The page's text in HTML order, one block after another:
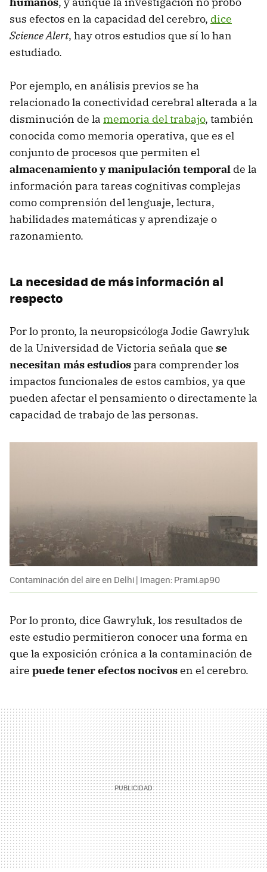
sus efectos en la capacidad del cerebro, dice
Science Alert, hay otros estudios que sí lo han
estudiado.
Por ejemplo, en análisis previos se ha
relacionado la conectividad cerebral alterada a la
disminución de la memoria del trabajo, también
conocida como memoria operativa, que es el
conjunto de procesos que permiten el
almacenamiento y manipulación temporal de la
información para tareas cognitivas complejas
como comprensión del lenguaje, lectura,
habilidades matemáticas y aprendizaje o
razonamiento.
La necesidad de más información al
respecto
Por lo pronto, la neuropsicóloga Jodie Gawryluk
de la Universidad de Victoria señala que se
necesitan más estudiospara comprender los
impactos funcionales de estos cambios, ya que
pueden afectar el pensamiento o directamente la
capacidad de trabajo de las personas.
Contaminación del aire en Delhi | Imagen: Prami.ap90
Por lo pronto, dice Gawryluk, los resultados de
este estudio permitieron conocer una forma en
que la exposición crónica a la contaminación de
aire puede tener efectos nocivosen el cerebro.